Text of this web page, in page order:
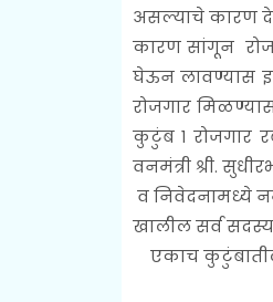
असल्याचे कारण
कारण सांगून
घेऊन लावण्यास
रोजगार
कुटुंब १ रोजगार
वनमंत्री श्री.
व निवेदनामध्ये
खालील सर्व
एकाच